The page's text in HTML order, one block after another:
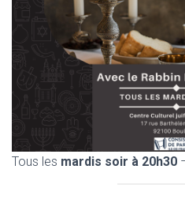
Tous les mardis soir à 20h30